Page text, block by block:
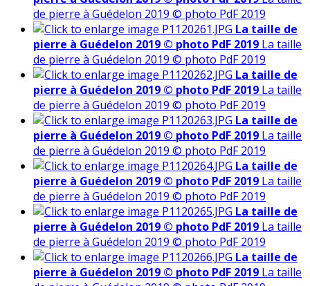
de pierre à Guédelon 2019 © photo PdF 2019
La taille de
pierre à Guédelon 2019 © photo PdF 2019 La taille
de pierre à Guédelon 2019 © photo PdF 2019
La taille de
pierre à Guédelon 2019 © photo PdF 2019 La taille
de pierre à Guédelon 2019 © photo PdF 2019
La taille de
pierre à Guédelon 2019 © photo PdF 2019 La taille
de pierre à Guédelon 2019 © photo PdF 2019
La taille de
pierre à Guédelon 2019 © photo PdF 2019 La taille
de pierre à Guédelon 2019 © photo PdF 2019
La taille de
pierre à Guédelon 2019 © photo PdF 2019 La taille
de pierre à Guédelon 2019 © photo PdF 2019
La taille de
pierre à Guédelon 2019 © photo PdF 2019 La taille